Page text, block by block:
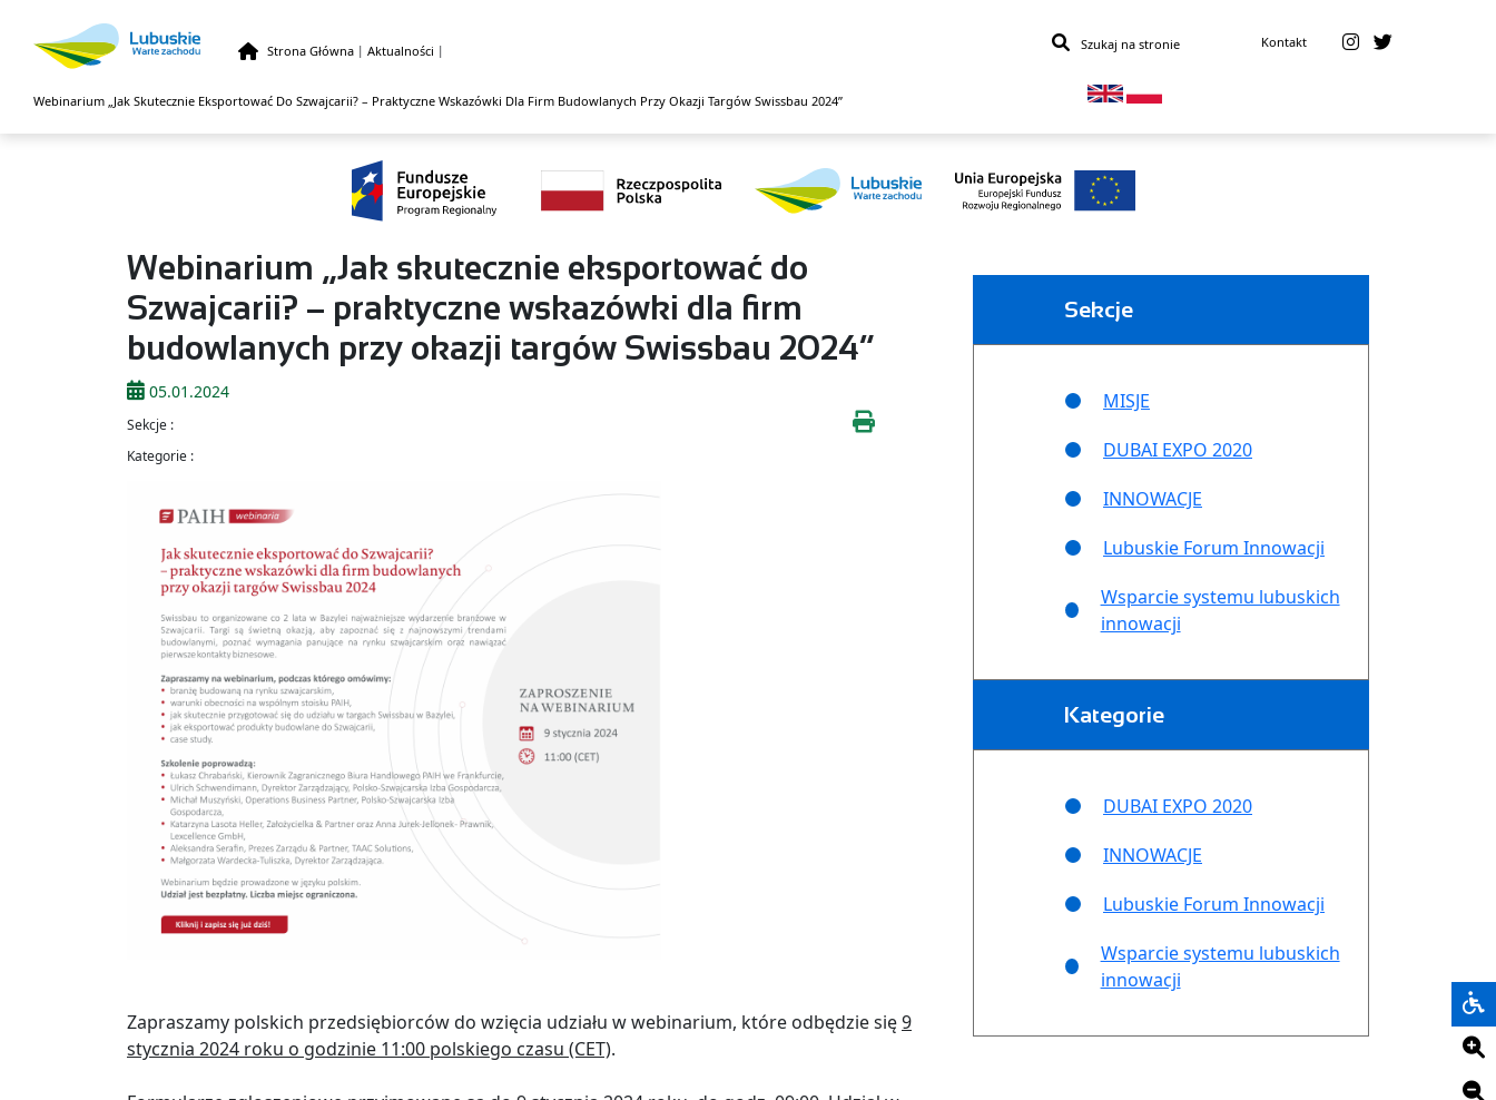
Strona Główna | Aktualności |
Webinarium „Jak Skutecznie Eksportować Do Szwajcarii? – Praktyczne Wskazówki Dla Firm Budowlanych Przy Okazji Targów Swissbau 2024”
Kontakt
Webinarium „Jak skutecznie eksportować do
Szwajcarii? – praktyczne wskazówki dla firm
budowlanych przy okazji targów Swissbau 2024”
05.01.2024
Sekcje :
Kategorie :
Zapraszamy polskich przedsiębiorców do wzięcia udziału w webinarium, które odbędzie się9
stycznia 2024 roku o godzinie 11:00 polskiego czasu (CET).
Sekcje
MISJE
DUBAI EXPO 2020
INNOWACJE
Lubuskie Forum Innowacji
Wsparcie systemu lubuskich
innowacji
Kategorie
DUBAI EXPO 2020
INNOWACJE
Lubuskie Forum Innowacji
Wsparcie systemu lubuskich
innowacji